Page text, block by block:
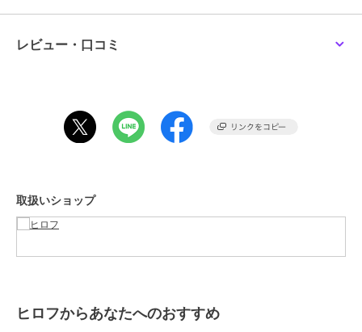
しなやかで伸縮性が高い、14ヵ月以下の小さなメス牛のみを使用。
2WAY仕様の機能を兼ねたころんとした小さなバックルが特徴のグル
ープSALTO（サルト：イタリア語で「ホップ」「最初の一歩」）と名
そんな思いから誕生しました。
す。また、パソコン・スマートフォンなどの環境により、若干製品と
レビュー・口コミ
取扱いショップ
ヒロフからあなたへのおすすめ